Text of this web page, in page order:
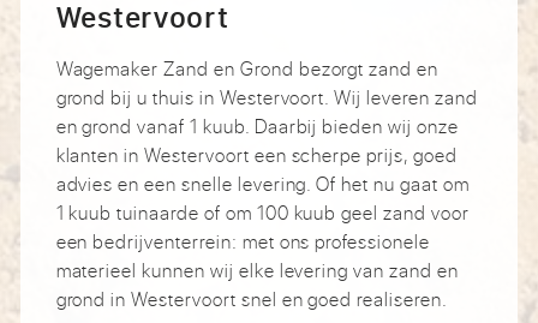
Westervoort
Wagemaker Zand en Grond bezorgt zand en
grond bij u thuis in Westervoort. Wij leveren zand
en grond vanaf 1 kuub. Daarbij bieden wij onze
klanten in Westervoort een scherpe prijs, goed
advies en een snelle levering. Of het nu gaat om
1 kuub tuinaarde of om 100 kuub geel zand voor
een bedrijventerrein: met ons professionele
materieel kunnen wij elke levering van zand en
grond in Westervoort snel en goed realiseren.